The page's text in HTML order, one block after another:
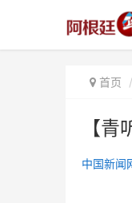
首页
【
中国新闻